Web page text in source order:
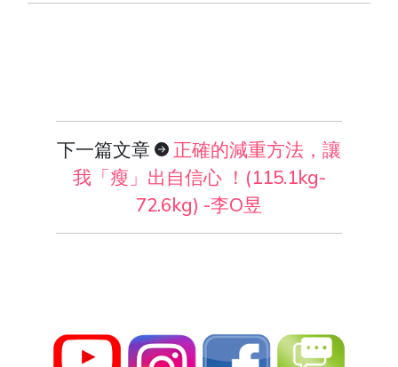
下一篇文章
正確的減重方法，讓
我「瘦」出自信心 ！(115.1kg-
72.6kg) -李O昱